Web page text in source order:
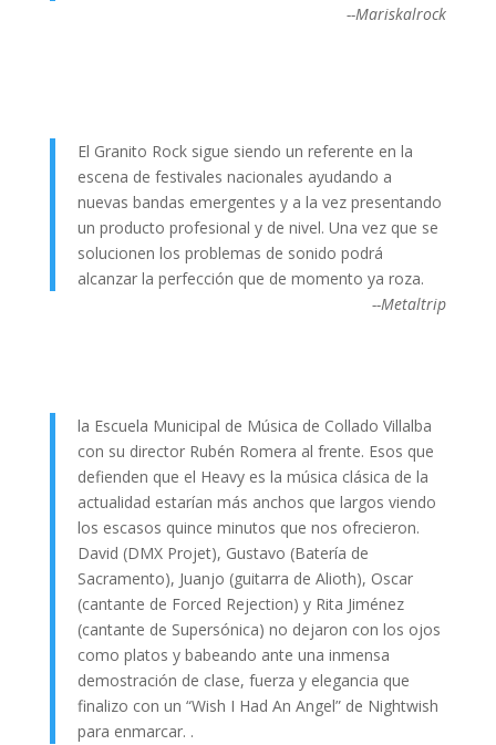
--Mariskalrock
El Granito Rock sigue siendo un referente en la
escena de festivales nacionales ayudando a
nuevas bandas emergentes y a la vez presentando
un producto profesional y de nivel. Una vez que se
solucionen los problemas de sonido podrá
alcanzar la perfección que de momento ya roza.
--Metaltrip
la Escuela Municipal de Música de Collado Villalba
con su director Rubén Romera al frente. Esos que
defienden que el Heavy es la música clásica de la
actualidad estarían más anchos que largos viendo
los escasos quince minutos que nos ofrecieron.
David (DMX Projet), Gustavo (Batería de
Sacramento), Juanjo (guitarra de Alioth), Oscar
(cantante de Forced Rejection) y Rita Jiménez
(cantante de Supersónica) no dejaron con los ojos
como platos y babeando ante una inmensa
demostración de clase, fuerza y elegancia que
finalizo con un “Wish I Had An Angel” de Nightwish
para enmarcar. .